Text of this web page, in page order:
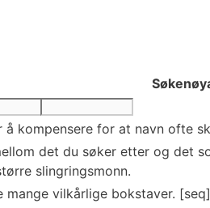
kompensere for at navn ofte
det du søker etter og det
slingringsmonn.
vilkårlige bokstaver.